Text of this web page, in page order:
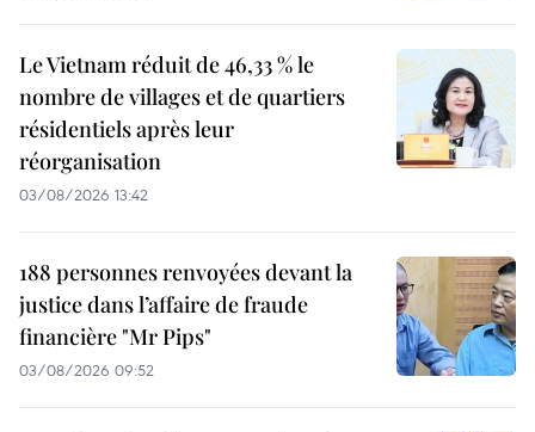
Le Vietnam réduit de 46,33 % le
nombre de villages et de quartiers
résidentiels après leur
réorganisation
03/08/2026 13:42
188 personnes renvoyées devant la
justice dans l’affaire de fraude
financière "Mr Pips"
03/08/2026 09:52